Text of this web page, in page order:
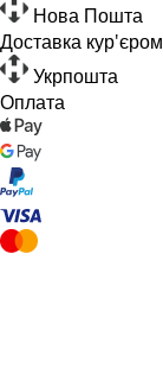
Нова Пошта
Доставка кур'єром
Укрпошта
Оплата